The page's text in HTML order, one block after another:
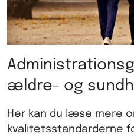
ældre- og
Her kan du læse mere
kvalitetsstandarderne